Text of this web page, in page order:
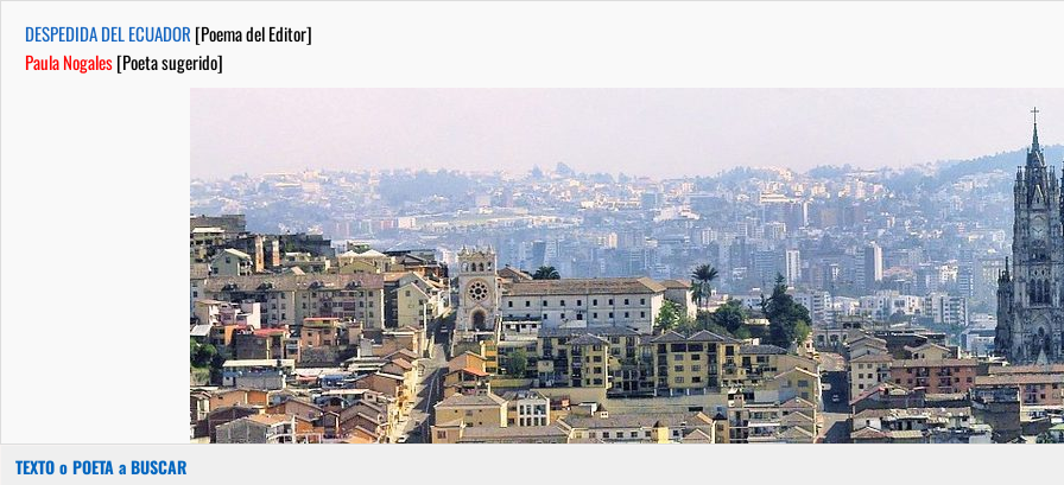
DESPEDIDA DEL ECUADOR [Poema del Editor]
Paula Nogales[Poeta sugerido]
Buscar: